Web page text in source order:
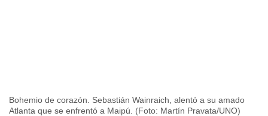
Bohemio de corazón. Sebastián Wainraich, alentó a su amado
Atlanta que se enfrentó a Maipú. (Foto: Martín Pravata/UNO)